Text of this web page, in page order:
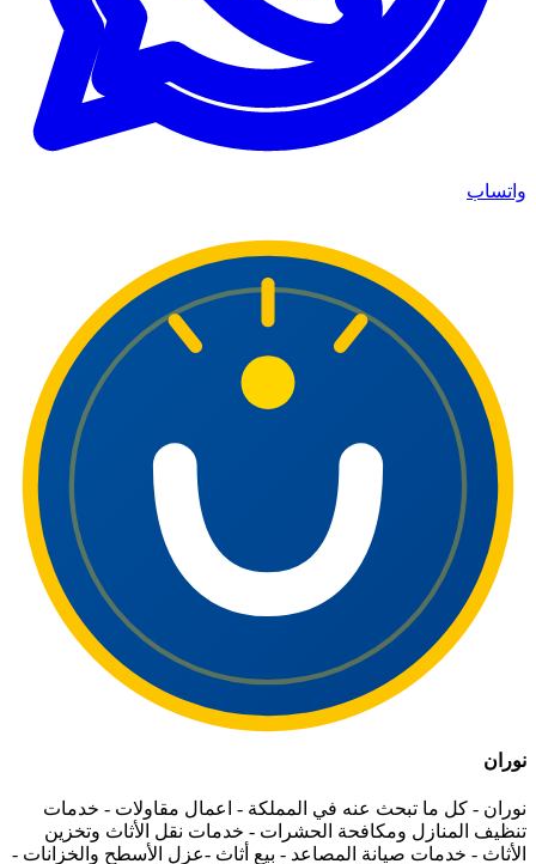
واتساب
نوران
نوران - كل ما تبحث عنه في المملكة - اعمال مقاولات - خدمات
تنظيف المنازل ومكافحة الحشرات - خدمات نقل الأثاث وتخزين
الأثاث - خدمات صيانة المصاعد - بيع أثاث -عزل الأسطح والخزانات -